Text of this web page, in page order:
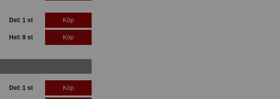
Del: 1 st Köp
Hel: 8 st Köp
Del: 1 st Köp